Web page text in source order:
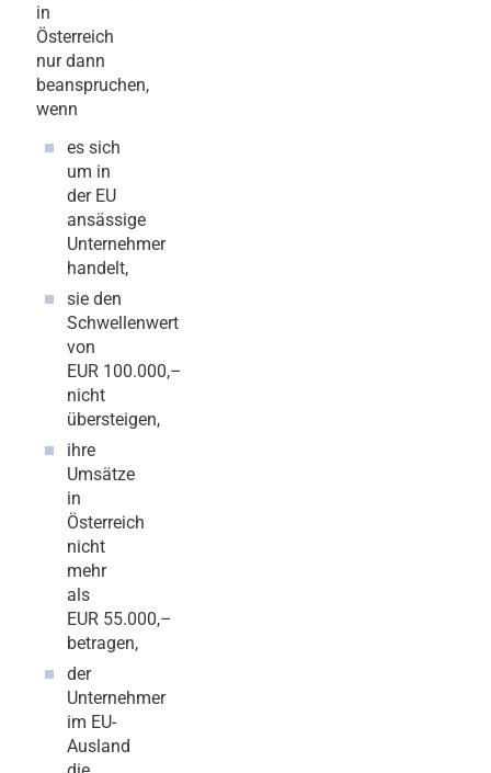
in
Österreich
nur dann
beanspruchen,
wenn
es sich
um in
der EU
ansässige
Unternehmer
handelt,
sie den
Schwellenwert
von
EUR 100.000,–
nicht
übersteigen,
ihre
Umsätze
in
Österreich
nicht
mehr
als
EUR 55.000,–
betragen,
der
Unternehmer
im EU-
Ausland